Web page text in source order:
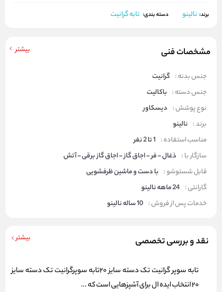
برند: نالینو دسته بندی: تابه گرانیت
مشخصات فنی بیشتر
جنس بدنه : گرانیت
جنس دسته : باکالیت
نوع پوشش : دیسکاور
برند : نالینو
مناسب استفاده : 1 تا 2 نفر
سازگار با : ذغال - فر - اجاق گاز - اجاق گاز برقی - آتش
قابل شستوشو : با دست و ماشین ظرفشویی
گارانتی : 24 ماهه نالینو
خدمات پس از فروش : 10 ساله نالینو
نقد و بررسی تخصصی بیشتر
تابه سوپر گرانیت تک دسته سایز 20تابه سوپرگرانیت تک دسته سایز
20 انتخاب ایده ال برای آشپزهایی است که ...